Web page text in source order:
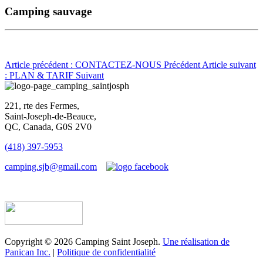
Camping sauvage
Article précédent : CONTACTEZ-NOUS Précédent Article suivant
: PLAN & TARIF Suivant
221, rte des Fermes,
Saint-Joseph-de-Beauce,
QC, Canada, G0S 2V0
(418) 397-5953
camping.sjb@gmail.com
Copyright © 2026 Camping Saint Joseph. Une réalisation de
Panican Inc. | Politique de confidentialité